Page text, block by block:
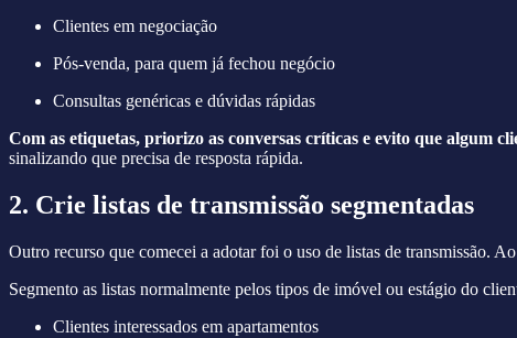
Clientes em negociação
Pós-venda, para quem já fechou negócio
Consultas genéricas e dúvidas rápidas
Com as etiquetas, priorizo as conversas críticas e evito que algum
sinalizando que precisa de resposta rápida.
2. Crie listas de transmissão segmentadas
Outro recurso que comecei a adotar foi o uso de listas de transmissão.
Segmento as listas normalmente pelos tipos de imóvel ou estágio do
Clientes interessados em apartamentos